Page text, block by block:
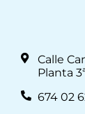
Calle
Planta
674 02